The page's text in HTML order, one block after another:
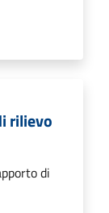
rilievo
di